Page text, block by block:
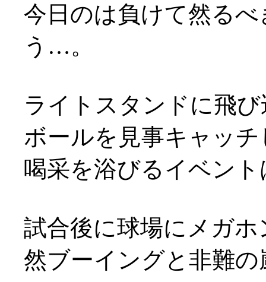
今日のは負けて然る
う…。
ライトスタンドに飛
ボールを見事キャッ
喝采を浴びるイベン
試合後に球場にメガ
然ブーイングと非難